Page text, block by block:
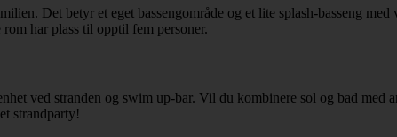
Det betyr et eget bassengområde og et lite splash-basseng med
har plass til opptil fem personer.
ved stranden og swim up-bar. Vil du kombinere sol og bad med
strandparty!